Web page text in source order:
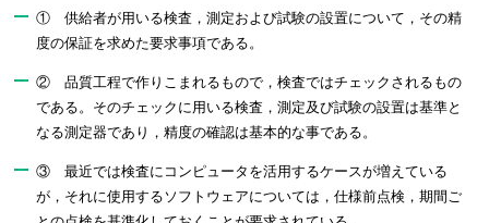
① 供給者が用いる検査，測定および試験の設置について，その精
度の保証を求めた要求事項である。
② 品質工程で作りこまれるもので，検査ではチェックされるもの
である。そのチェックに用いる検査，測定及び試験の設置は基準と
なる測定器であり，精度の確認は基本的な事である。
③ 最近では検査にコンピュータを活用するケースが増えている
が，それに使用するソフトウェアについては，仕様前点検，期間ご